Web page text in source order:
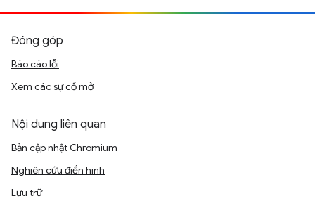
Đóng góp
Báo cáo lỗi
Xem các sự cố mở
Nội dung liên quan
Bản cập nhật Chromium
Nghiên cứu điển hình
Lưu trữ